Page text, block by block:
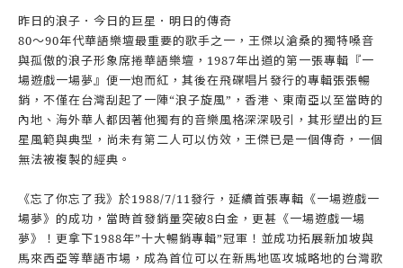
昨日的浪子．今日的巨星．明日的傳奇
80～90年代華語樂壇最重要的歌手之一，王傑以滄桑的獨特嗓音
與孤傲的浪子形象席捲華語樂壇，1987年出道的第一張專輯『一
場遊戲一場夢』便一炮而紅，其後在飛碟唱片發行的專輯張張暢
銷，不僅在台灣刮起了一陣“浪子旋風”，香港、東南亞以至當時的
內地、海外華人都因著他獨有的音樂風格深深吸引，其形塑出的巨
星風範與典型，尚未有第二人可以仿效，王傑已是一個傳奇，一個
無法被複製的經典。
《忘了你忘了我》於1988/7/11發行，延續首張專輯《一場遊戲一
場夢》的成功，當時首發銷量突破8白金，更甚《一場遊戲一場
夢》！更拿下1988年”十大暢銷專輯”冠軍！並成功拓展新加坡與
馬來西亞等華語市場，成為首位可以在新馬地區攻城略地的台灣歌